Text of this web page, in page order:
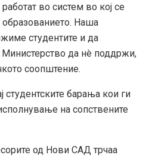
во систем во кој се
Наша
студентите и да
да нè поддржи,
соопштение.
студентските барања кои ги
на сопствените
од Нови САД трчаа